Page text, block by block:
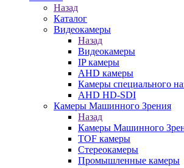
Назад
Каталог
Видеокамеры
Назад
Видеокамеры
IP камеры
AHD камеры
Камеры специального
AHD HD-SDI
Камеры Машинного Зрения
Назад
Камеры Машинного
TOF камеры
Стереокамеры
Промышленные камеры